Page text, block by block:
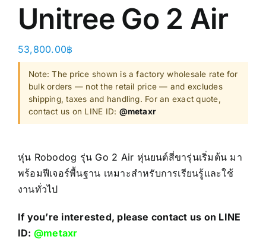
Unitree Go 2 Air
53,800.00฿
Note: The price shown is a factory wholesale rate for
bulk orders — not the retail price — and excludes
shipping, taxes and handling. For an exact quote,
contact us on LINE ID: @metaxr
หุ่น Robodog รุ่น Go 2 Air หุ่นยนต์สี่ขารุ่นเริ่มต้น มา
พร้อมฟีเจอร์พื้นฐาน เหมาะสำหรับการเรียนรู้และใช้
งานทั่วไป
If you’re interested, please contact us on LINE
ID: @metaxr